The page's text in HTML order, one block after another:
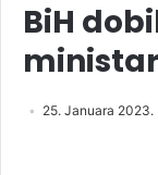
BiH
25. Januara 2023.